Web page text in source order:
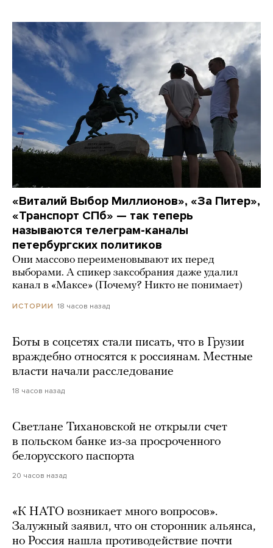
«Виталий Выбор Миллионов», «За Питер»,
«Транспорт СПб» — так теперь
называются телеграм-каналы
петербургских политиков
Они массово переименовывают их перед
выборами. А спикер заксобрания даже удалил
канал в «Максе» (Почему? Никто не понимает)
ИСТОРИИ 18 часов назад
Боты в соцсетях стали писать, что в Грузии
враждебно относятся к россиянам. Местные
власти начали расследование
18 часов назад
Светлане Тихановской не открыли счет
в польском банке из-за просроченного
белорусского паспорта
20 часов назад
«К НАТО возникает много вопросов».
Залужный заявил, что он сторонник альянса,
но Россия нашла противодействие почти